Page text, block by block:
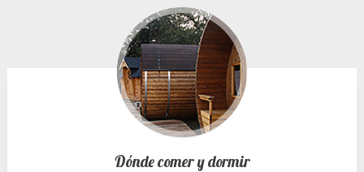
Dónde comer y dormir